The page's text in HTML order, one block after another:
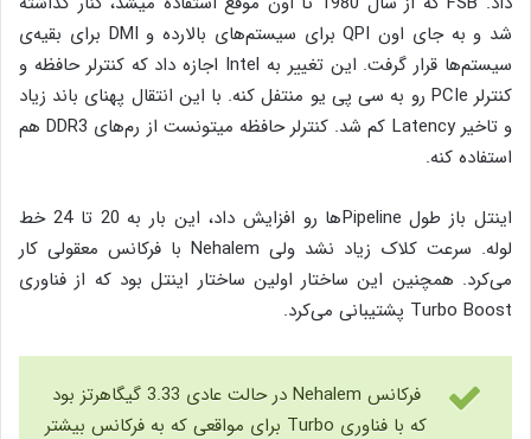
شد و به جای اون QPI برای سیستم‌های بالارده و DMI برای بقیه‌ی
سیستم‌ها قرار گرفت. این تغییر به Intel اجازه داد که کنترلر حافظه و
کنترلر PCIe رو به سی پی یو منتفل کنه. با این انتقال پهنای باند زیاد
و تاخیر Latency کم شد. کنترلر حافظه میتونست از رم‌های DDR3 هم
استفاده کنه.
اینتل باز طول Pipelineها رو افزایش داد، این بار به 20 تا 24 خط
لوله. سرعت کلاک زیاد نشد ولی Nehalem با فرکانس معقولی کار
می‌کرد. همچنین این ساختار اولین ساختار اینتل بود که از فناوری
Turbo Boost پشتیبانی می‌کرد.
فرکانس Nehalem در حالت عادی 3.33 گیگاهرتز بود
که با فناوری Turbo برای مواقعی که به فرکانس بیشتر